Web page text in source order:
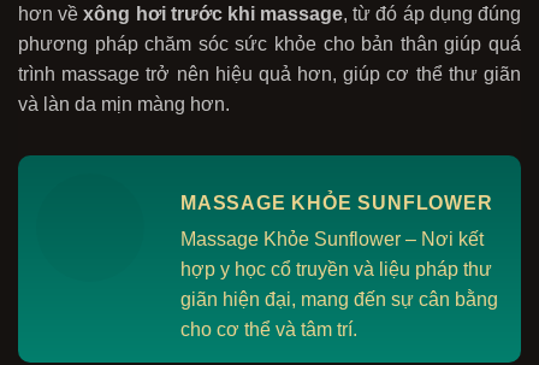
hơn vềxông hơi trước khi massage, từ đó áp dụng đúng
phương pháp chăm sóc sức khỏe cho bản thân giúp quá
trình massage trở nên hiệu quả hơn, giúp cơ thể thư giãn
và làn da mịn màng hơn.
MASSAGE KHỎE SUNFLOWER
Massage Khỏe Sunflower – Nơi kết
hợp y học cổ truyền và liệu pháp thư
giãn hiện đại, mang đến sự cân bằng
cho cơ thể và tâm trí.